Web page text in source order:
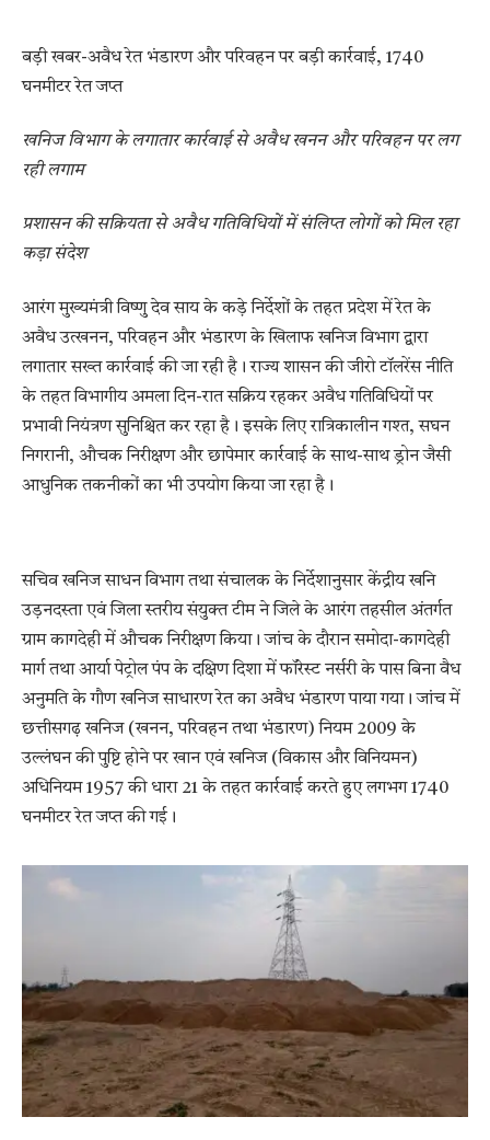
बड़ी खबर-अवैध रेत भंडारण और परिवहन पर बड़ी कार्रवाई, 1740
घनमीटर रेत जप्त
खनिज विभाग के लगातार कार्रवाई से अवैध खनन और परिवहन पर लग
रही लगाम
प्रशासन की सक्रियता से अवैध गतिविधियों में संलिप्त लोगों को मिल रहा
कड़ा संदेश
आरंग मुख्यमंत्री विष्णु देव साय के कड़े निर्देशों के तहत प्रदेश में रेत के
अवैध उत्खनन, परिवहन और भंडारण के खिलाफ खनिज विभाग द्वारा
लगातार सख्त कार्रवाई की जा रही है। राज्य शासन की जीरो टॉलरेंस नीति
के तहत विभागीय अमला दिन-रात सक्रिय रहकर अवैध गतिविधियों पर
प्रभावी नियंत्रण सुनिश्चित कर रहा है। इसके लिए रात्रिकालीन गश्त, सघन
निगरानी, औचक निरीक्षण और छापेमार कार्रवाई के साथ-साथ ड्रोन जैसी
आधुनिक तकनीकों का भी उपयोग किया जा रहा है।
सचिव खनिज साधन विभाग तथा संचालक के निर्देशानुसार केंद्रीय खनि
उड़नदस्ता एवं जिला स्तरीय संयुक्त टीम ने जिले के आरंग तहसील अंतर्गत
ग्राम कागदेही में औचक निरीक्षण किया। जांच के दौरान समोदा-कागदेही
मार्ग तथा आर्या पेट्रोल पंप के दक्षिण दिशा में फॉरेस्ट नर्सरी के पास बिना वैध
अनुमति के गौण खनिज साधारण रेत का अवैध भंडारण पाया गया। जांच में
छत्तीसगढ़ खनिज (खनन, परिवहन तथा भंडारण) नियम 2009 के
उल्लंघन की पुष्टि होने पर खान एवं खनिज (विकास और विनियमन)
अधिनियम 1957 की धारा 21 के तहत कार्रवाई करते हुए लगभग 1740
घनमीटर रेत जप्त की गई।